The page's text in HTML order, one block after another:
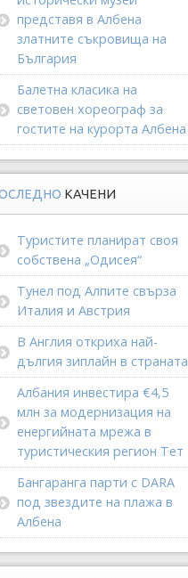
представя в Албена
златните съкровища на
България
Балетна класика на
световен хореограф за
гостите на курорта Албена
КАЧЕНИ
Туристите планират своя
собствена „Одисея“
Тунел под Алпите свърза
Италия и Австрия
В Англия откриха най-
дългия зиплайн в страната
Албания инвестира €4,5
млн за модернизация на
енергийната мрежа в
туристическия регион Тет
Бангаранга парти с DARA
под звездите на плажа в
Албена